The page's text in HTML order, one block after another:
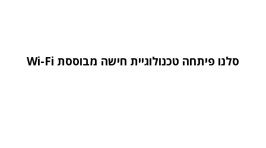
סלנו פיתחה טכנולוגיית חישה מבוססת Wi-Fi